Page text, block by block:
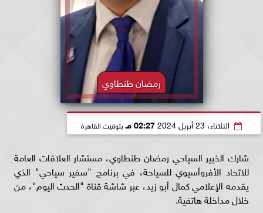
رمضان طنطاوي
الثلاثاء، 23 أبريل 2024 02:27 مـ بتوقيت القاهرة
شارك الخبير السياحي رمضان طنطاوي، مستشار العلاقات العامة
للاتحاد الأفروأسيوي للسياحة، في برنامج "سفير سياحي" الذي
يقدمه الإعلامي كمال أبو زيد، عبر شاشة قناة "الحدث اليوم"، من
خلال مداخلة هاتفية.